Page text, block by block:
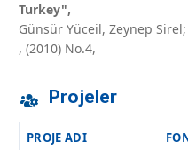
Turkey",
Günsür Yüceil, Zeynep Sirel;
, (2010) No.4,
Projeler
PROJE ADI